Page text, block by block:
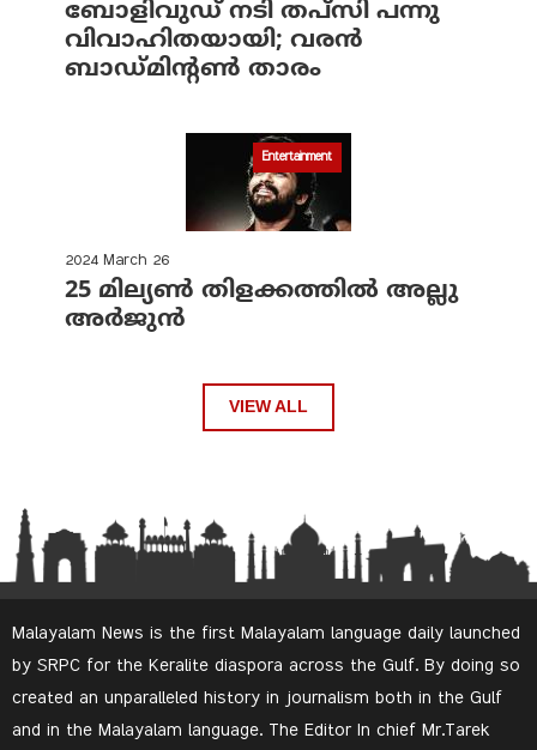
ബോളിവുഡ് നടി തപ്‌സി പന്നു
വിവാഹിതയായി; വരന്‍
ബാഡ്മിന്റണ്‍ താരം
Entertainment
2024 March 26
25 മില്യണ്‍ തിളക്കത്തില്‍ അല്ലു
അര്‍ജുന്‍
VIEW ALL
Malayalam News is the first Malayalam language daily launched
by SRPC for the Keralite diaspora across the Gulf. By doing so
created an unparalleled history in journalism both in the Gulf
and in the Malayalam language. The Editor In chief Mr.Tarek